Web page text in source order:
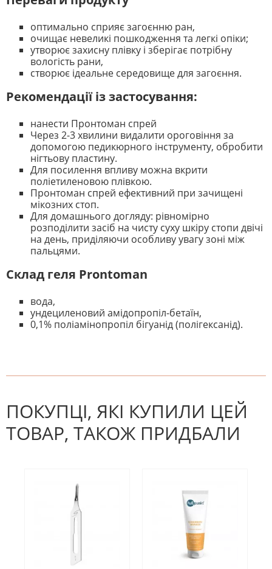
оптимально сприяє загоєнню ран,
очищає невеликі пошкодження та легкі опіки;
утворює захисну плівку і зберігає потрібну
вологість рани,
створює ідеальне середовище для загоєння.
Рекомендації із застосування:
нанести Пронтоман спрей
Через 2-3 хвилини видалити ороговіння за
допомогою педикюрного інструменту, обробити
нігтьову пластину.
Для посилення впливу можна вкрити
поліетиленовою плівкою.
Пронтоман спрей ефективний при зачищені
мікозних стоп.
Для домашнього догляду: рівномірно
розподілити засіб на чисту суху шкіру стопи двічі
на день, приділяючи особливу увагу зоні між
пальцями.
Склад геля Prontoman
вода,
ундециленовий амідопропіл-бетаїн,
0,1% поліамінопропіл бігуанід (полігексанід).
На даний час немає відгуків. Ви
ПОКУПЦІ, ЯКІ КУПИЛИ ЦЕЙ
ТОВАР, ТАКОЖ ПРИДБАЛИ